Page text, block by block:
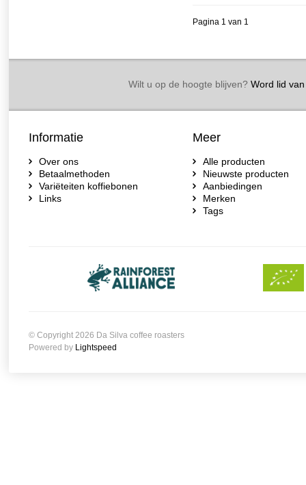
Pagina 1 van 1
Wilt u op de hoogte blijven?Word lid van
Informatie
Over ons
Betaalmethoden
Variëteiten koffiebonen
Links
Meer
Alle producten
Nieuwste producten
Aanbiedingen
Merken
Tags
© Copyright 2026 Da Silva coffee roasters
Powered by Lightspeed